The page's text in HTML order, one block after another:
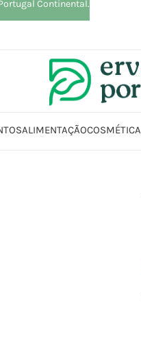
ALIMENTAÇÃOCOSMÉTICA
Continental.